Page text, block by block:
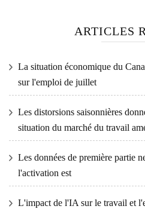
ARTICLES
La situation économique du
sur l'emploi de juillet
Les distorsions saisonnières
situation du marché du travail
Les données de première partie
l'activation est
L'impact de l'IA sur le travail et